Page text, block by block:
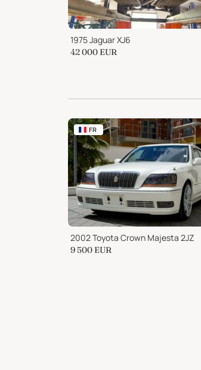
1975 Jaguar XJ6
42 000 EUR
FR
2002 Toyota Crown Majesta 2JZ
9 500 EUR